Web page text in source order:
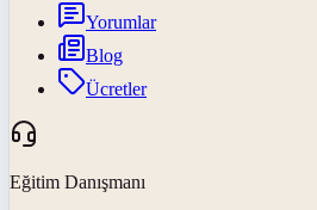
Yorumlar
Blog
Ücretler
Eğitim Danışmanı